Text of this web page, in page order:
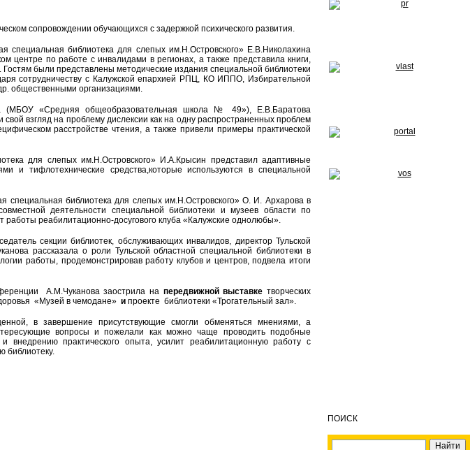
сопровождении обучающихся с задержкой психического развития.
специальная библиотека для слепых им.Н.Островского» Е.В.Николахина
центре по работе с инвалидами в регионах, а также представила книги,
были представлены методические издания специальной библиотеки
сотрудничеству с Калужской епархией РПЦ, КО ИППО, Избирательной
общественными организациями.
(МБОУ «Средняя общеобразовательная школа № 49»), Е.В.Баратова
взгляд на проблему дислексии как на одну распространенных проблем
расстройстве чтения, а также привели примеры практической
для слепых им.Н.Островского» И.А.Крысин представил адаптивные
и тифлотехнические средства,которые используются в специальной
библиотека для слепых им.Н.Островского» О. И. Архарова в
деятельности специальной библиотеки и музеев области по
работы реабилитационно-досугового клуба «Калужские однолюбы».
секции библиотек, обслуживающих инвалидов, директор Тульской
рассказала о роли Тульской областной специальной библиотеки в
работы, продемонстрировав работу клубов и центров, подвела итоги
А.М.Чуканова заострила на передвижной выставке творческих
«Музей в чемодане» и проекте библиотеки «Трогательный зал».
в завершение присутствующие смогли обменяться мнениями, а
вопросы и пожелали как можно чаще проводить подобные
внедрению практического опыта, усилит реабилитационную работу с
библиотеку.
ПОИСК